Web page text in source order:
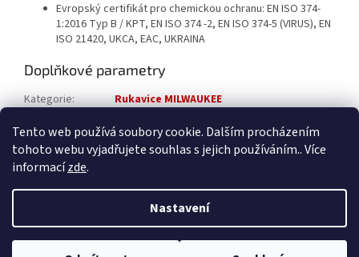
Tento web používá soubory cookie. Dalším procházením
tohoto webu vyjadřujete souhlas s jejich používáním.. Více
informacízde.
Nastavení
Evropský certifikát pro chemickou ochranu: EN ISO 374-
1:2016 Typ B / KPT, EN ISO 374 -2, EN ISO 374-5 (VIRUS), EN
ISO 21420, UKCA, EAC, UKRAINA
Doplňkové parametry
Kategorie:
Rukavice MILWAUKEE
Copyright 2026ROXOM.cz. Všechna práva vyhrazena.Upravit